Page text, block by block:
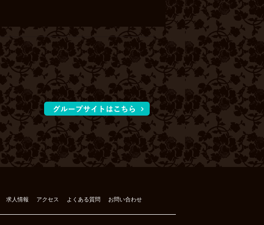
求人情報 アクセス よくある質問 お問い合わせ